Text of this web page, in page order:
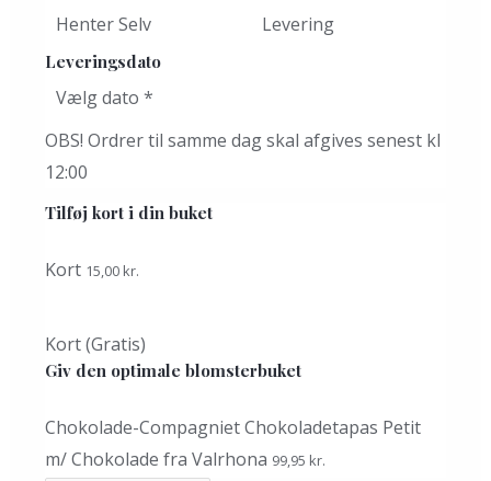
Henter Selv Levering
Leveringsdato
Vælg dato *
OBS! Ordrer til samme dag skal afgives senest kl
12:00
Tilføj kort i din buket
Kort 15,00 kr.
Kort (Gratis)
Giv den optimale blomsterbuket
Chokolade-Compagniet Chokoladetapas Petit
m/ Chokolade fra Valrhona 99,95 kr.